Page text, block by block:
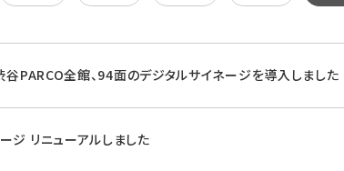
谷PARCO全館、94面のデジタルサイネージを導入しました
ジ リニューアルしました